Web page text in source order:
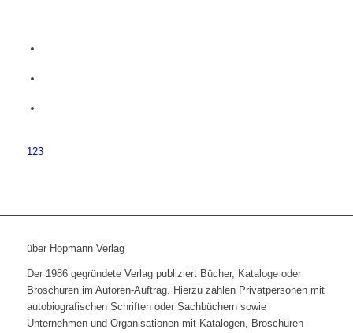
123
über Hopmann Verlag
Der 1986 gegründete Verlag publiziert Bücher, Kataloge oder
Broschüren im Autoren-Auftrag. Hierzu zählen Privatpersonen mit
autobiografischen Schriften oder Sachbüchern sowie
Unternehmen und Organisationen mit Katalogen, Broschüren